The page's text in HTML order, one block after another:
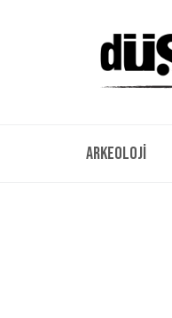
Arkeoloji